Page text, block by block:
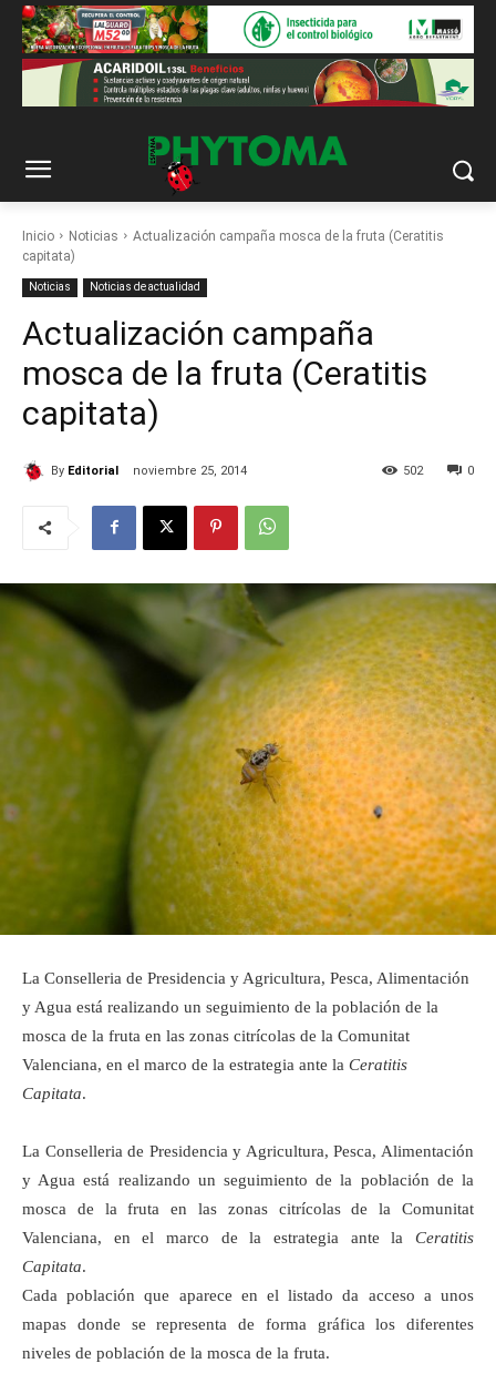
Inicio Noticias
Actualización campaña mosca de la fruta (Ceratitis
capitata)
Noticias Noticias de actualidad
Actualización campaña
mosca de la fruta (Ceratitis
capitata)
By Editorial noviembre 25, 2014 0
502
La Conselleria de Presidencia y Agricultura, Pesca, Alimentación
y Agua está realizando un seguimiento de la población de la
mosca de la fruta en las zonas citrícolas de la Comunitat
Valenciana, en el marco de la estrategia ante la Ceratitis
Capitata.
La Conselleria de Presidencia y Agricultura, Pesca, Alimentación
y Agua está realizando un seguimiento de la población de la
mosca de la fruta en las zonas citrícolas de la Comunitat
Valenciana, en el marco de la estrategia ante la Ceratitis
Capitata.
Cada población que aparece en el listado da acceso a unos
mapas donde se representa de forma gráfica los diferentes
niveles de población de la mosca de la fruta.